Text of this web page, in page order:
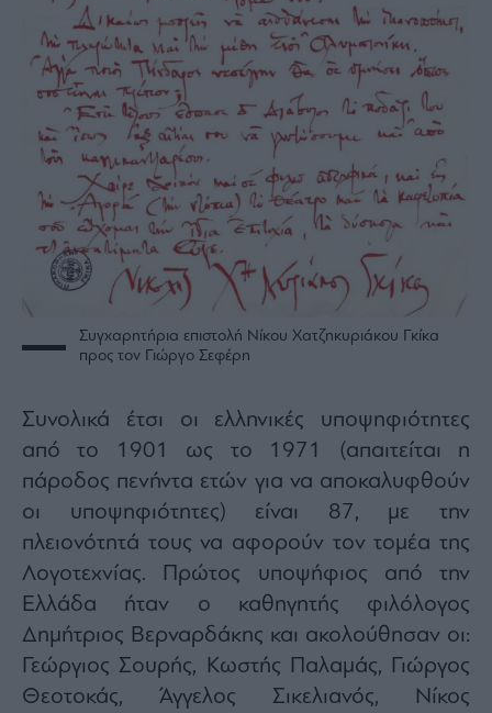
Συγχαρητήρια επιστολή Νίκου Χατζηκυριάκου Γκίκα
προς τον Γιώργο Σεφέρη
Συνολικά έτσι οι ελληνικές υποψηφιότητες
από το 1901 ως το 1971 (απαιτείται η
πάροδος πενήντα ετών για να αποκαλυφθούν
οι υποψηφιότητες) είναι 87, με την
πλειονότητά τους να αφορούν τον τομέα της
Λογοτεχνίας. Πρώτος υποψήφιος από την
Ελλάδα ήταν ο καθηγητής φιλόλογος
Δημήτριος Βερναρδάκης και ακολούθησαν οι:
Γεώργιος Σουρής, Κωστής Παλαμάς, Γιώργος
Θεοτοκάς, Άγγελος Σικελιανός, Νίκος